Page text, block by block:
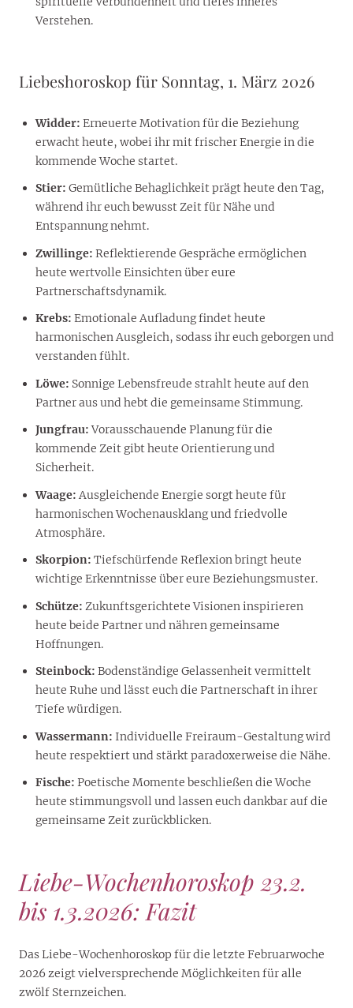
Verstehen.
Liebeshoroskop für Sonntag, 1. März 2026
Widder: Erneuerte Motivation für die Beziehung
erwacht heute, wobei ihr mit frischer Energie in die
kommende Woche startet.
Stier: Gemütliche Behaglichkeit prägt heute den Tag,
während ihr euch bewusst Zeit für Nähe und
Entspannung nehmt.
Zwillinge: Reflektierende Gespräche ermöglichen
heute wertvolle Einsichten über eure
Partnerschaftsdynamik.
Krebs: Emotionale Aufladung findet heute
harmonischen Ausgleich, sodass ihr euch geborgen und
verstanden fühlt.
Löwe: Sonnige Lebensfreude strahlt heute auf den
Partner aus und hebt die gemeinsame Stimmung.
Jungfrau:Vorausschauende Planung für die
kommende Zeit gibt heute Orientierung und
Sicherheit.
Waage: Ausgleichende Energie sorgt heute für
harmonischen Wochenausklang und friedvolle
Atmosphäre.
Skorpion: Tiefschürfende Reflexion bringt heute
wichtige Erkenntnisse über eure Beziehungsmuster.
Schütze: Zukunftsgerichtete Visionen inspirieren
heute beide Partner und nähren gemeinsame
Hoffnungen.
Steinbock: Bodenständige Gelassenheit vermittelt
heute Ruhe und lässt euch die Partnerschaft in ihrer
Tiefe würdigen.
Wassermann: Individuelle Freiraum-Gestaltung wird
heute respektiert und stärkt paradoxerweise die Nähe.
Fische: Poetische Momente beschließen die Woche
heute stimmungsvoll und lassen euch dankbar auf die
gemeinsame Zeit zurückblicken.
Liebe-Wochenhoroskop 23.2.
bis 1.3.2026: Fazit
Das Liebe-Wochenhoroskop für die letzte Februarwoche
2026 zeigt vielversprechende Möglichkeiten für alle
zwölf Sternzeichen.